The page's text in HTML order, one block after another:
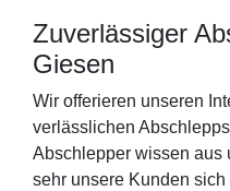
Zuverlässiger
Giesen
Wir offerieren unseren
verlässlichen
Abschlepper wissen aus
sehr unsere Kunden